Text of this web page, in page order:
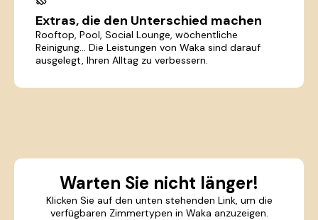
Extras, die den Unterschied machen
Rooftop, Pool, Social Lounge, wöchentliche
Reinigung... Die Leistungen von Waka sind darauf
ausgelegt, Ihren Alltag zu verbessern.
Warten Sie nicht länger!
Klicken Sie auf den unten stehenden Link, um die
verfügbaren Zimmertypen in Waka anzuzeigen.